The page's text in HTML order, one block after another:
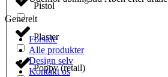
Pistol
Plaster
Poppy (retail)
Generelt
Forside
Alle produkter
Design selv
Kontakt os